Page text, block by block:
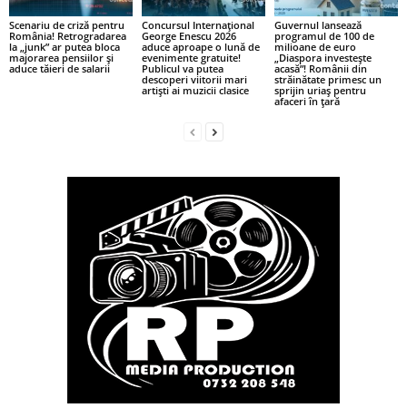
Scenariu de criză pentru
România! Retrogradarea
la „junk” ar putea bloca
majorarea pensiilor și
aduce tăieri de salarii
Concursul Internațional
George Enescu 2026
aduce aproape o lună de
evenimente gratuite!
Publicul va putea
descoperi viitorii mari
artiști ai muzicii clasice
Guvernul lansează
programul de 100 de
milioane de euro
„Diaspora investește
acasă”! Românii din
străinătate primesc un
sprijin uriaș pentru
afaceri în țară